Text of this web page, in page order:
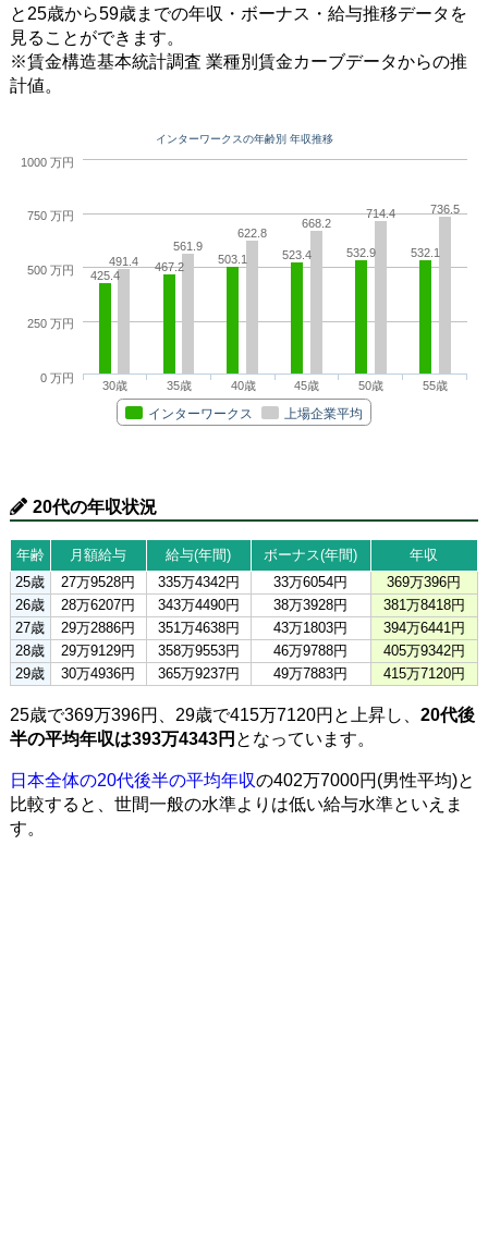
と25歳から59歳までの年収・ボーナス・給与推移データを
見ることができます。
※賃金構造基本統計調査 業種別賃金カーブデータからの推
計値。
インターワークスの年齢別 年収推移
425.4
467.2
503.1 523.4 532.9 532.1
491.4
561.9
622.8
668.2
714.4 736.5
インターワークス 上場企業平均
30歳 35歳 40歳 45歳 50歳 55歳
0 万円
250 万円
500 万円
750 万円
1000 万円
20代の年収状況
年齢 月額給与 給与(年間) ボーナス(年間)
年収
25歳
27万9528円 335万4342円 33万6054円
369万396円
26歳
28万6207円 343万4490円 38万3928円
381万8418円
27歳
29万2886円 351万4638円 43万1803円
394万6441円
28歳
29万9129円 358万9553円 46万9788円
405万9342円
29歳
30万4936円 365万9237円 49万7883円 415万7120円
25歳で369万396円、29歳で415万7120円と上昇し、 20代後
半の平均年収は393万4343円 となっています。
日本全体の20代後半の平均年収の402万7000円(男性平均)と
比較すると、世間一般の水準よりは低い給与水準といえま
す。